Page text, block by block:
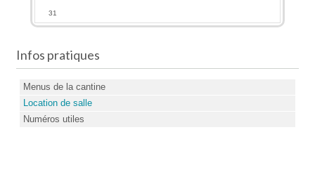
31
Infos pratiques
Menus de la cantine
Location de salle
Numéros utiles